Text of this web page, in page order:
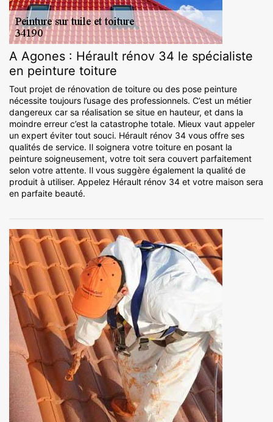
A Agones : Hérault rénov 34 le spécialiste
en peinture toiture
Tout projet de rénovation de toiture ou des pose peinture
nécessite toujours l’usage des professionnels. C’est un métier
dangereux car sa réalisation se situe en hauteur, et dans la
moindre erreur c’est la catastrophe totale. Mieux vaut appeler
un expert éviter tout souci. Hérault rénov 34 vous offre ses
qualités de service. Il soignera votre toiture en posant la
peinture soigneusement, votre toit sera couvert parfaitement
selon votre attente. Il vous suggère également la qualité de
produit à utiliser. Appelez Hérault rénov 34 et votre maison sera
en parfaite beauté.